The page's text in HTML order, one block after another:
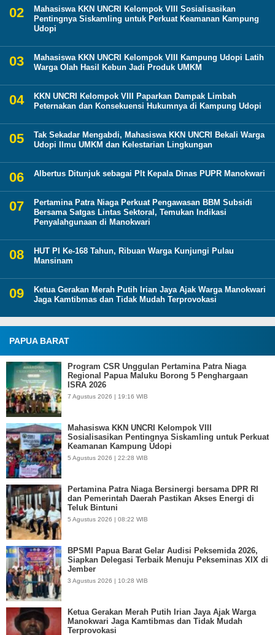
Mahasiswa KKN UNCRI Kelompok VIII Sosialisasikan
Pentingnya Siskamling untuk Perkuat Keamanan Kampung
Udopi
Mahasiswa KKN UNCRI Kelompok VIII Kampung Udopi Latih
Warga Olah Hasil Kebun Jadi Produk UMKM
KKN UNCRI Kelompok VIII Paparkan Dampak Limbah
Peternakan dan Konsekuensi Hukumnya di Kampung Udopi
Tak Sekadar Mengabdi, Mahasiswa KKN UNCRI Bekali Warga
Udopi Ilmu UMKM dan Kelestarian Lingkungan
Albertus Ditunjuk sebagai Plt Kepala Dinas PUPR Manokwari
Pertamina Patra Niaga Perkuat Pengawasan BBM Subsidi
Bersama Satgas Lintas Sektoral, Temukan Indikasi
Penyalahgunaan di Manokwari
HUT PI Ke-168 Tahun, Ribuan Warga Kunjungi Pulau
Mansinam
Ketua Gerakan Merah Putih Irian Jaya Ajak Warga Manokwari
Jaga Kamtibmas dan Tidak Mudah Terprovokasi
PAPUA BARAT
Program CSR Unggulan Pertamina Patra Niaga
Regional Papua Maluku Borong 5 Penghargaan
ISRA 2026
7 Agustus 2026 | 19:16 WIB
Mahasiswa KKN UNCRI Kelompok VIII
Sosialisasikan Pentingnya Siskamling untuk Perkuat
Keamanan Kampung Udopi
5 Agustus 2026 | 22:28 WIB
Pertamina Patra Niaga Bersinergi bersama DPR RI
dan Pemerintah Daerah Pastikan Akses Energi di
Teluk Bintuni
5 Agustus 2026 | 08:22 WIB
BPSMI Papua Barat Gelar Audisi Peksemida 2026,
Siapkan Delegasi Terbaik Menuju Pekseminas XIX di
Jember
3 Agustus 2026 | 10:28 WIB
Ketua Gerakan Merah Putih Irian Jaya Ajak Warga
Manokwari Jaga Kamtibmas dan Tidak Mudah
Terprovokasi